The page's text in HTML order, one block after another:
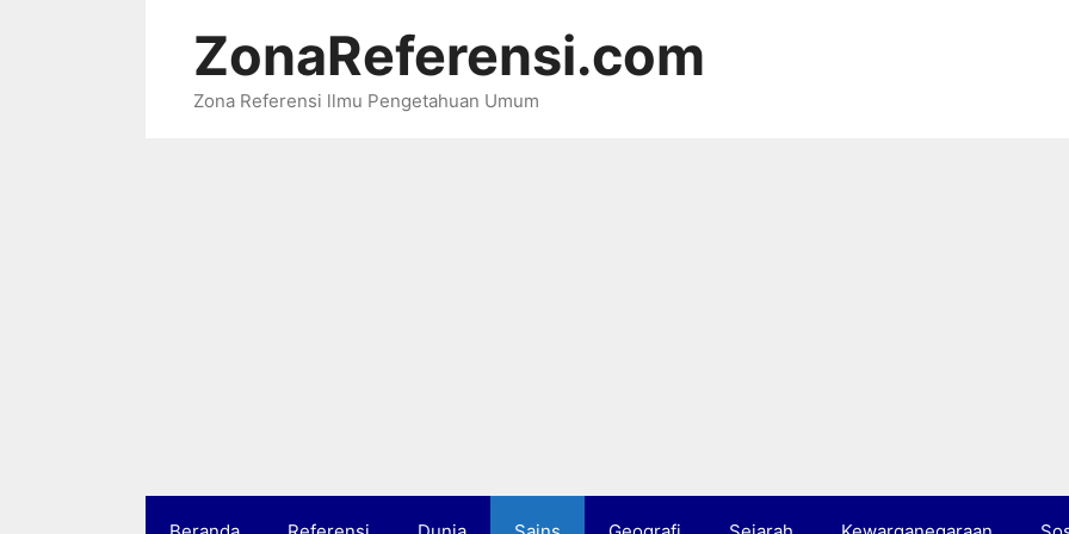
ZonaReferensi.com
Zona Referensi llmu Pengetahuan Umum